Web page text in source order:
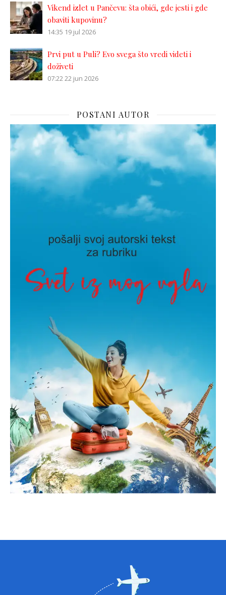
Vikend izlet u Pančevu: šta obići, gde jesti i gde
obaviti kupovinu?
14:35 19 jul 2026
Prvi put u Puli? Evo svega što vredi videti i
doživeti
07:2222 jun 2026
POSTANI AUTOR